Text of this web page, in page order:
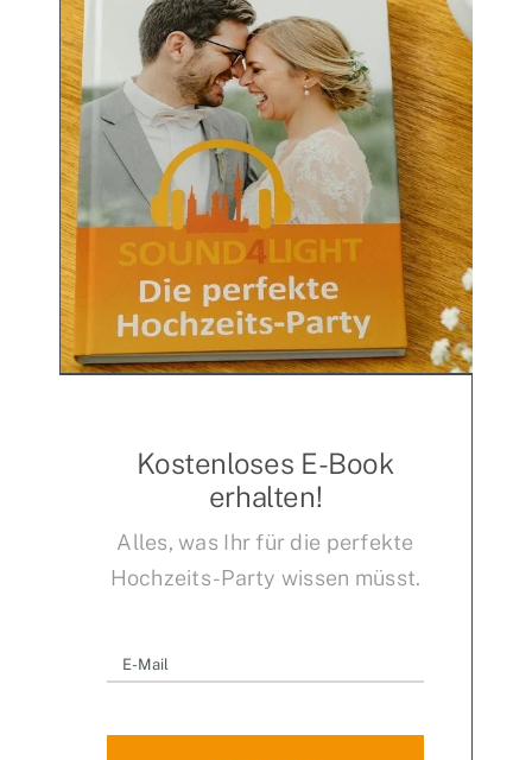
Leistungen nicht erbringen kann, hat der
Kunde kein Recht auf Rücktritt vom Vertrag,
keinen Anspruch auf Schadensersatz, kein
Recht auf Zurückhaltung einer Zahlung.
5. Zahlungen
Zahlungen sind ohne Abzug und
ausschließlich an Sound4Light direkt
vorzunehmen, folgende Zahlungsarten
unmittelbaren Ende einer Veranstaltung.
genanntes Konto unmittelbar nach
Rechnungseingang, spätestens jedoch
Rechnungseingang.
Kostenloses E-Book
erhalten!
Alles, was Ihr für die perfekte
Hochzeits-Party wissen müsst.